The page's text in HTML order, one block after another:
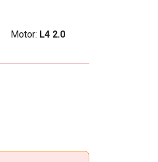
Motor: L4 2.0